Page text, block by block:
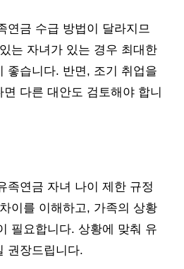
연금 수급 방법이 달라지므
는 자녀가 있는 경우 최대한
좋습니다. 반면, 조기 취업을
다른 대안도 검토해야 합니
족연금 자녀 나이 제한 규정
이를 이해하고, 가족의 상황
필요합니다. 상황에 맞춰 유
권장드립니다.